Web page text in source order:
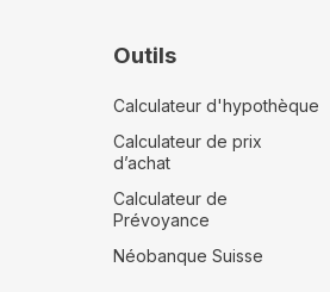
Outils
Calculateur d'hypothèque
Calculateur de prix
d’achat
Calculateur de
Prévoyance
Néobanque Suisse